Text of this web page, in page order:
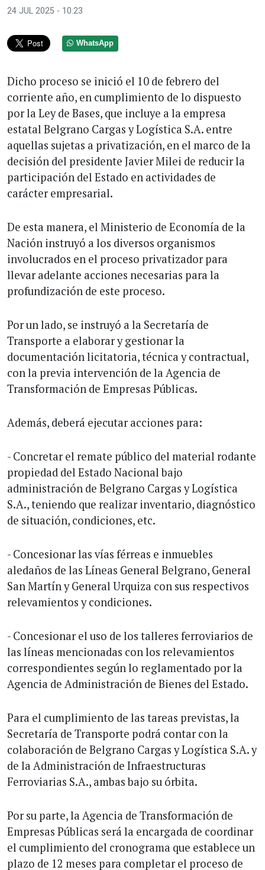
24 JUL 2025 - 10:23
WhatsApp
Dicho proceso se inició el 10 de febrero del
corriente año, en cumplimiento de lo dispuesto
por la Ley de Bases, que incluye a la empresa
estatal Belgrano Cargas y Logística S.A. entre
aquellas sujetas a privatización, en el marco de la
decisión del presidente Javier Milei de reducir la
participación del Estado en actividades de
carácter empresarial.
De esta manera, el Ministerio de Economía de la
Nación instruyó a los diversos organismos
involucrados en el proceso privatizador para
llevar adelante acciones necesarias para la
profundización de este proceso.
Por un lado, se instruyó a la Secretaría de
Transporte a elaborar y gestionar la
documentación licitatoria, técnica y contractual,
con la previa intervención de la Agencia de
Transformación de Empresas Públicas.
Además, deberá ejecutar acciones para:
- Concretar el remate público del material rodante
propiedad del Estado Nacional bajo
administración de Belgrano Cargas y Logística
S.A., teniendo que realizar inventario, diagnóstico
de situación, condiciones, etc.
- Concesionar las vías férreas e inmuebles
aledaños de las Líneas General Belgrano, General
San Martín y General Urquiza con sus respectivos
relevamientos y condiciones.
- Concesionar el uso de los talleres ferroviarios de
las líneas mencionadas con los relevamientos
correspondientes según lo reglamentado por la
Agencia de Administración de Bienes del Estado.
Para el cumplimiento de las tareas previstas, la
Secretaría de Transporte podrá contar con la
colaboración de Belgrano Cargas y Logística S.A. y
de la Administración de Infraestructuras
Ferroviarias S.A., ambas bajo su órbita.
Por su parte, la Agencia de Transformación de
Empresas Públicas será la encargada de coordinar
el cumplimiento del cronograma que establece un
plazo de 12 meses para completar el proceso de